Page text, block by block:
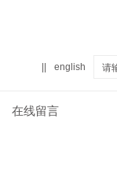
english
在线留言